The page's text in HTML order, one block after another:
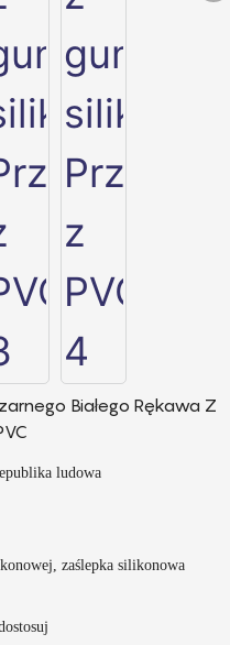
Białego Rękawa Z
ludowa
zaślepka silikonowa